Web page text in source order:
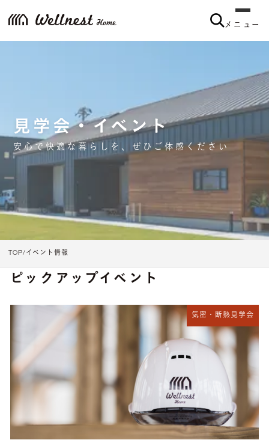
メニュー
見学会・イベント
安心で快適な暮らしを、ぜひご体感ください
TOP イベント情報
ピックアップイベント
気密・断熱見学会